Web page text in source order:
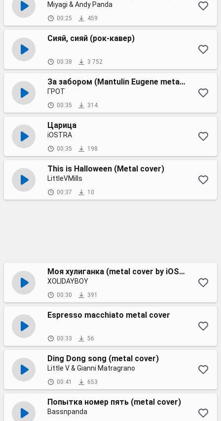
Miyagi & Andy Panda
00:25 459
Сияй, сияй (рок-кавер)
00:38 3 752
За забором (Mantulin Eugene metal cover)
ГРОТ
00:35 314
Царица
iOSTRA
00:35 198
This is Halloween (Metal cover)
LittleVMills
00:37 10
Моя хулиганка (metal cover by iOSTRA)
XOLIDAYBOY
00:30 391
Espresso macchiato metal cover
00:33 56
Ding Dong song (metal cover)
Little V & Gianni Matragrano
00:41 653
Попытка номер пять (metal cover)
Bassnpanda